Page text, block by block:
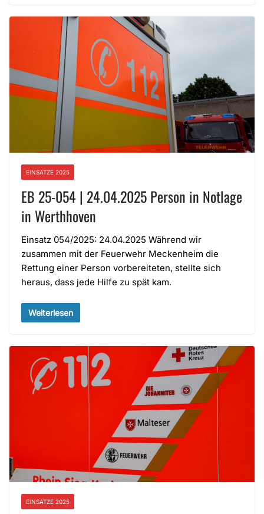
EINSÄTZE 2025
EB 25-054 | 24.04.2025 Person in Notlage
in Werthhoven
Einsatz 054/2025: 24.04.2025 Während wir
zusammen mit der Feuerwehr Meckenheim die
Rettung einer Person vorbereiteten, stellte sich
heraus, dass jede Hilfe zu spät kam.
Weiterlesen
EINSÄTZE 2025